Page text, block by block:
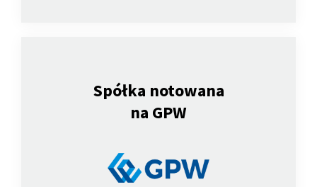
Spółka notowana
na GPW